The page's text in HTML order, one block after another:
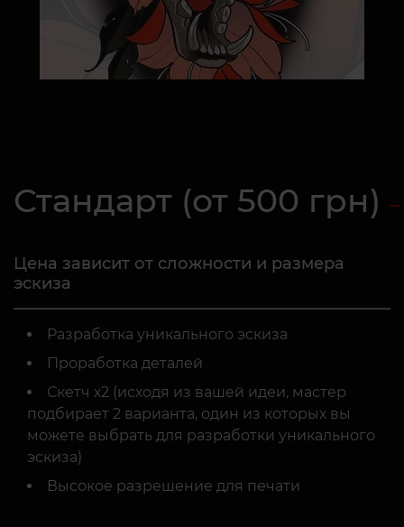
Стандарт (от 500 грн)
Цена зависит от сложности и размера
эскиза
Разработка уникального эскиза
Проработка деталей
Скетч х2 (исходя из вашей идеи, мастер
подбирает 2 варианта, один из которых вы
можете выбрать для разработки уникального
эскиза)
Высокое разрешение для печати